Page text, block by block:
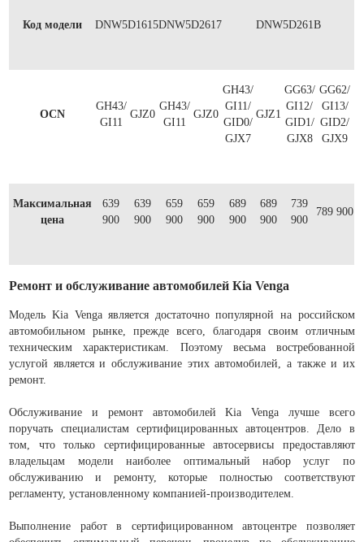
Код модели DNW5D1615DNW5D2617 DNW5D261B
OCN
GH43/
GI11
GJZ0
GH43/
GI11
GJZ0
GH43/
GI11/
GID0/
GJX7
GJZ1
GG63/
GI12/
GID1/
GJX8
GG62/
GI13/
GID2/
GJX9
Максимальная
цена
639
900
639
900
659
900
659
900
689
900
689
900
739
900
789 900
Ремонт и обслуживание автомобилей Кia Venga
Модель Kia Venga является достаточно популярной на российском
автомобильном рынке, прежде всего, благодаря своим отличным
техническим характеристикам. Поэтому весьма востребованной
услугой является и обслуживание этих автомобилей, а также и их
ремонт.
Обслуживание и ремонт автомобилей Kia Venga лучше всего
поручать специалистам сертифицированных автоцентров. Дело в
том, что только сертифицированные автосервисы предоставляют
владельцам модели наиболее оптимальный набор услуг по
обслуживанию и ремонту, которые полностью соответствуют
регламенту, установленному компанией-производителем.
Выполнение работ в сертифицированном автоцентре позволяет